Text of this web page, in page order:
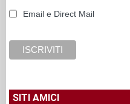
Email e Direct Mail
SITI AMICI